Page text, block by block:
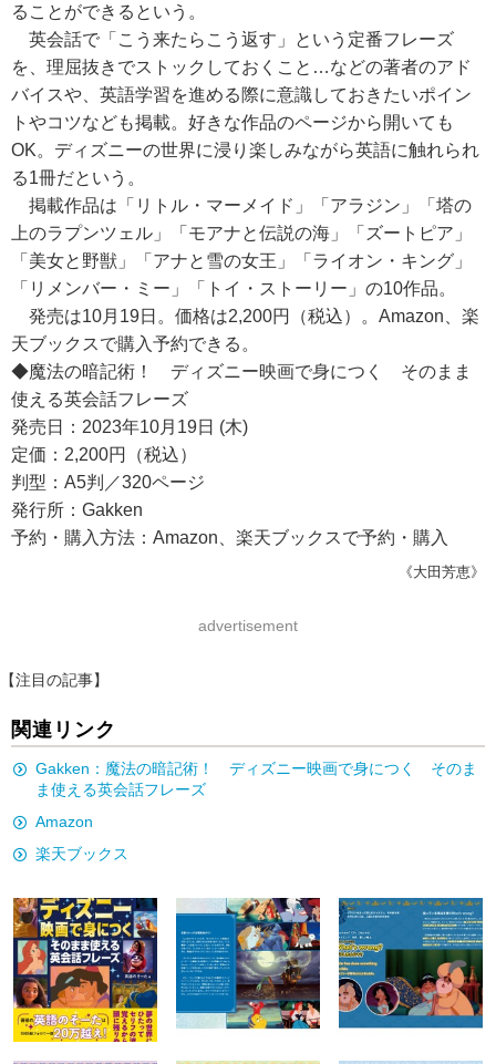
ることができるという。
英会話で「こう来たらこう返す」という定番フレーズ
を、理屈抜きでストックしておくこと…などの著者のアド
バイスや、英語学習を進める際に意識しておきたいポイン
トやコツなども掲載。好きな作品のページから開いても
OK。ディズニーの世界に浸り楽しみながら英語に触れられ
る1冊だという。
掲載作品は「リトル・マーメイド」「アラジン」「塔の
上のラプンツェル」「モアナと伝説の海」「ズートピア」
「美女と野獣」「アナと雪の女王」「ライオン・キング」
「リメンバー・ミー」「トイ・ストーリー」の10作品。
発売は10月19日。価格は2,200円（税込）。Amazon、楽
天ブックスで購入予約できる。
◆魔法の暗記術！ ディズニー映画で身につく そのまま
使える英会話フレーズ
発売日：2023年10月19日 (木)
定価：2,200円（税込）
判型：A5判／320ページ
発行所：Gakken
予約・購入方法：Amazon、楽天ブックスで予約・購入
《大田芳恵》
advertisement
【注目の記事】
関連リンク
Gakken：魔法の暗記術！ ディズニー映画で身につく そのま
ま使える英会話フレーズ
Amazon
楽天ブックス